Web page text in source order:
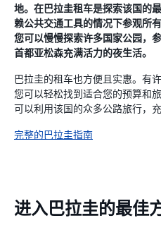
地。在巴拉圭租车是探索该国的
赖公共交通工具的情况下参观所
您可以慢慢探索许多国家公园，
首都亚松森充满活力的夜生活。
巴拉圭的租车也方便且实惠。有
您可以轻松找到适合您的预算和
可以利用该国的众多公路旅行，
完整的巴拉圭指南
进入巴拉圭的最佳